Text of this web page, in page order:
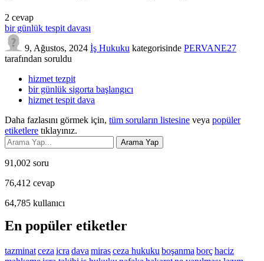
2 cevap
bir günlük tespit davası
9, Ağustos, 2024 İş Hukuku kategorisinde PERVANE27
tarafından soruldu
hizmet tezpit
bir günlük sigorta başlangıcı
hizmet tespit dava
Daha fazlasını görmek için, tüm soruların listesine veya popüler
etiketlere tıklayınız.
91,002 soru
76,412 cevap
64,785 kullanıcı
En popüler etiketler
tazminatceza icra dava mirasceza hukuku boşanma borçhaciz